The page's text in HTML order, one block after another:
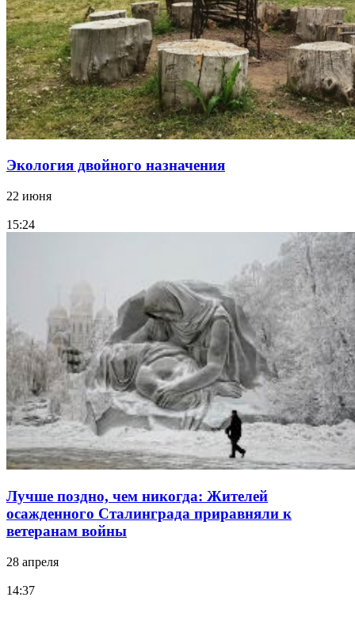
Экология двойного назначения
22 июня
15:24
Лучше поздно, чем никогда: Жителей
осажденного Сталинграда приравняли к
ветеранам войны
28 апреля
14:37